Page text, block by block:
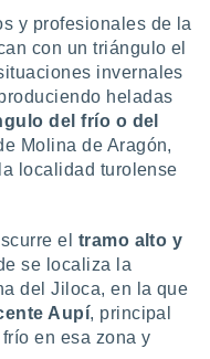
y profesionales de la
con un triángulo el
invernales
heladas
del frío o del
Molina de Aragón,
localidad turolense
el tramo alto y
se localiza la
del Jiloca, en la que
Aupí, principal
en esa zona y